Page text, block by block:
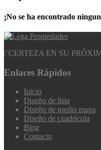
¡No se ha encontrado
/¨CERTEZA EN SU
Enlaces Rápidos
Inicio
Diseño de lista
Diseño de medio mapa
Diseño de cuadrícula
Blog
Contacto